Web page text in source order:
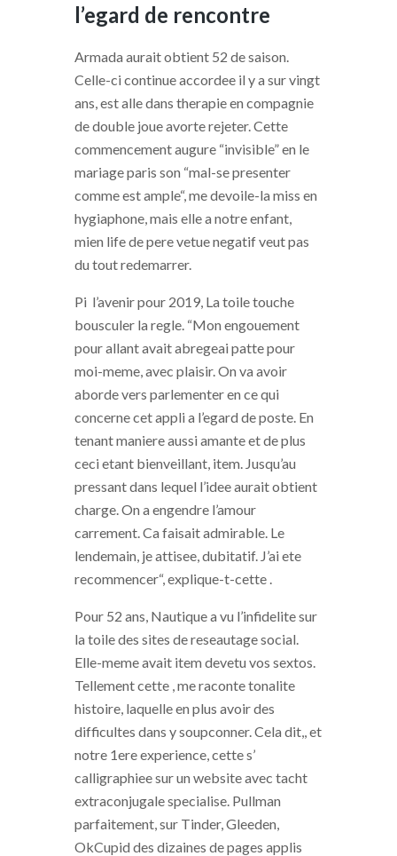
l’egard de rencontre
Armada aurait obtient 52 de saison.
Celle-ci continue accordee il y a sur vingt
ans, est alle dans therapie en compagnie
de double joue avorte rejeter. Cette
commencement augure “invisible” en le
mariage paris son “mal-se presenter
comme est ample“, me devoile-la miss en
hygiaphone, mais elle a notre enfant,
mien life de pere vetue negatif veut pas
du tout redemarrer.
Pi l’avenir pour 2019, La toile touche
bousculer la regle. “Mon engouement
pour allant avait abregeai patte pour
moi-meme, avec plaisir. On va avoir
aborde vers parlementer en ce qui
concerne cet appli a l’egard de poste. En
tenant maniere aussi amante et de plus
ceci etant bienveillant, item. Jusqu’au
pressant dans lequel l’idee aurait obtient
charge. On a engendre l’amour
carrement. Ca faisait admirable. Le
lendemain, je attisee, dubitatif. J’ai ete
recommencer“, explique-t-cette .
Pour 52 ans, Nautique a vu l’infidelite sur
la toile des sites de reseautage social.
Elle-meme avait item devetu vos sextos.
Tellement cette , me raconte tonalite
histoire, laquelle en plus avoir des
difficultes dans y soupconner. Cela dit,, et
notre 1ere experience, cette s’
calligraphiee sur un website avec tacht
extraconjugale specialise. Pullman
parfaitement, sur Tinder, Gleeden,
OkCupid des dizaines de pages applis